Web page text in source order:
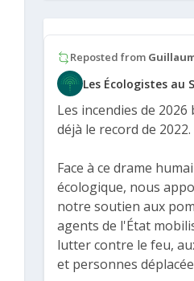
Reposted from
Les Écologistes au
Les incendies de
déjà le record de 2022.
Face à ce drame
écologique, nous
notre soutien aux
agents de l'État
lutter contre le feu,
et personnes